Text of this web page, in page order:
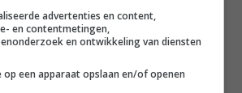
Geoffrey Beevers,Richard
Dillane,Paul Brooke,Keira
Bell
Anne Lambton
Richard
advertenties en content,
en contentmetingen,
en ontwikkeling van diensten
een apparaat opslaan en/of openen